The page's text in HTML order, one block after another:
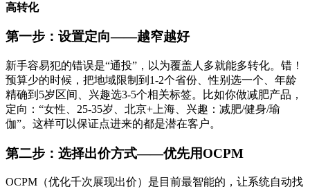
高转化
第一步：设置定向——越窄越好
新手容易犯的错误是“通投”，以为覆盖人多就能多转化。错！
预算少的时候，把地域限制到1-2个省份、性别选一个、年龄
精确到5岁区间、兴趣选3-5个相关标签。比如你做减肥产品，
定向：“女性、25-35岁、北京+上海、兴趣：减肥/健身/瑜
伽”。这样可以保证点进来的都是潜在客户。
第二步：选择出价方式——优先用OCPM
OCPM（优化千次展现出价）是目前最智能的，让系统自动找